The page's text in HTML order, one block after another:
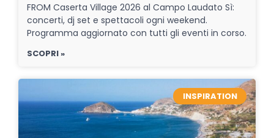
FROM Caserta Village 2026 al Campo Laudato Sì:
concerti, dj set e spettacoli ogni weekend.
Programma aggiornato con tutti gli eventi in corso.
SCOPRI »
INSPIRATION